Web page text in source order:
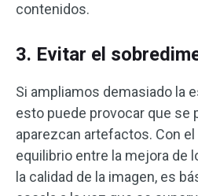
contenidos.
3. Evitar el
Si ampliamos demasiado la
esto puede provocar que se
aparezcan artefactos. Con
equilibrio entre la mejora de
la calidad de la imagen, es